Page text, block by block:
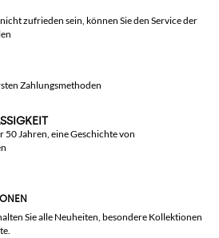
zufrieden sein, können Sie den Service der
Zahlungsmethoden
Jahren, eine Geschichte von
Sie alle Neuheiten, besondere Kollektionen